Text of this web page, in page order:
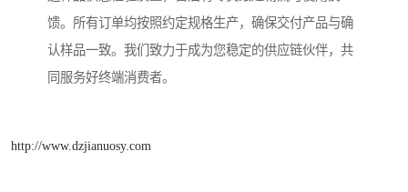
馈。所有订单均按照约定规格生产，确保交付产品与确
认样品一致。我们致力于成为您稳定的供应链伙伴，共
同服务好终端消费者。
http://www.dzjianuosy.com